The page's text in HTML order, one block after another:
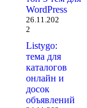
WordPress
26.11.202
2
Listygo:
тема для
каталогов
онлайн и
досок
объявлений